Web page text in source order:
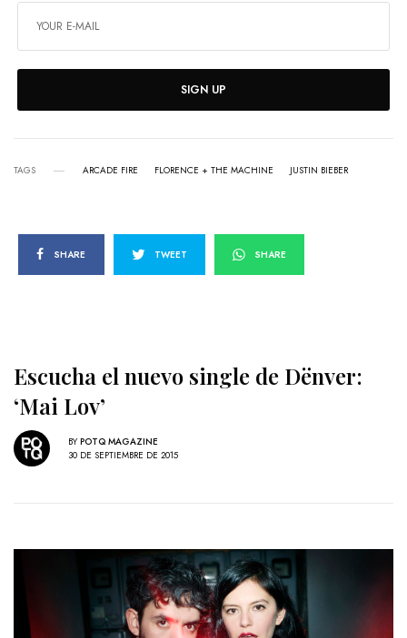
SIGN UP
TAGS ARCADE FIRE FLORENCE + THE MACHINE JUSTIN BIEBER
SHARE TWEET SHARE
Escucha el nuevo single de Dënver:
‘Mai Lov’
BY POTQ MAGAZINE
30 DE SEPTIEMBRE DE 2015